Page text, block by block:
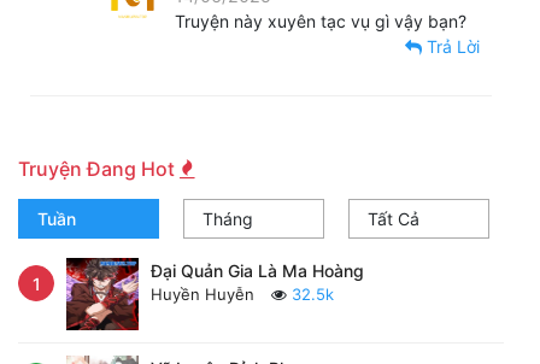
Truyện này xuyên tạc vụ gì vậy bạn?
Trả Lời
Truyện Đang Hot
Tuần Tháng Tất Cả
1
Đại Quản Gia Là Ma Hoàng
Huyền Huyễn 32.5k